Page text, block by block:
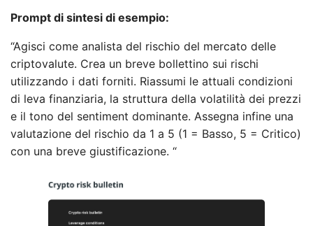
Prompt di sintesi di esempio:
“Agisci come analista del rischio del mercato delle
criptovalute. Crea un breve bollettino sui rischi
utilizzando i dati forniti. Riassumi le attuali condizioni
di leva finanziaria, la struttura della volatilità dei prezzi
e il tono del sentiment dominante. Assegna infine una
valutazione del rischio da 1 a 5 (1 = Basso, 5 = Critico)
con una breve giustificazione. “